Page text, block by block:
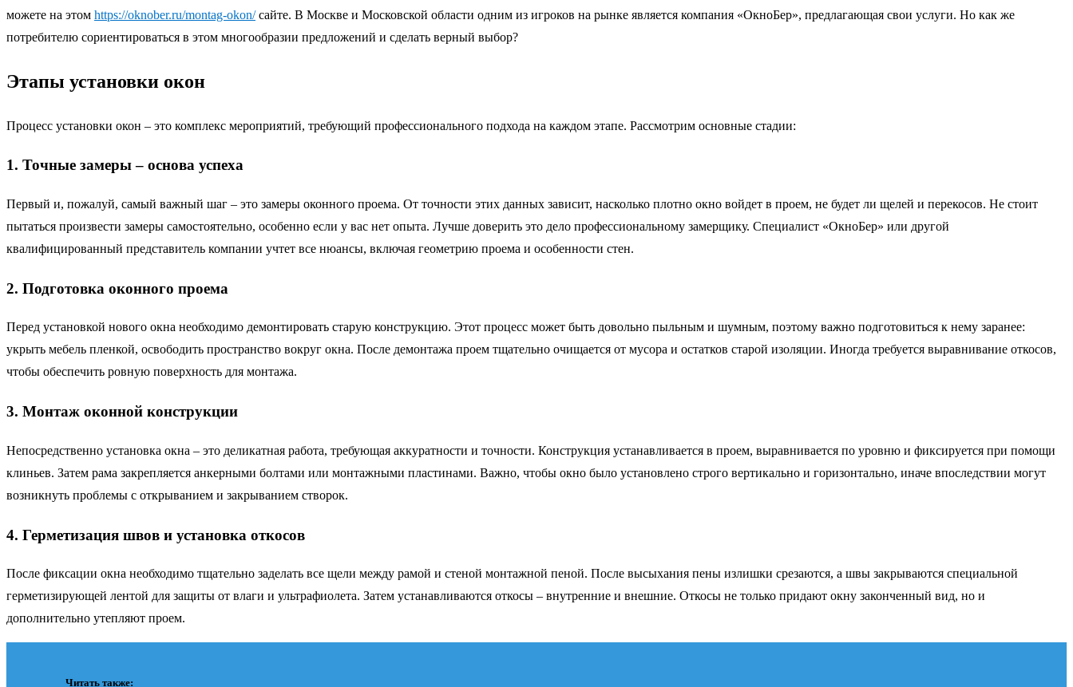
можете на этом https://oknober.ru/montag-okon/сайте. В Москве и Московской области одним из игроков на рынке является компания «ОкноБер», предлагающая свои услуги. Но как же
потребителю сориентироваться в этом многообразии предложений и сделать верный выбор?
Этапы установки окон
Процесс установки окон – это комплекс мероприятий, требующий профессионального подхода на каждом этапе. Рассмотрим основные стадии:
1. Точные замеры – основа успеха
Первый и, пожалуй, самый важный шаг – это замеры оконного проема. От точности этих данных зависит, насколько плотно окно войдет в проем, не будет ли щелей и перекосов. Не стоит
пытаться произвести замеры самостоятельно, особенно если у вас нет опыта. Лучше доверить это дело профессиональному замерщику. Специалист «ОкноБер» или другой
квалифицированный представитель компании учтет все нюансы, включая геометрию проема и особенности стен.
2. Подготовка оконного проема
Перед установкой нового окна необходимо демонтировать старую конструкцию. Этот процесс может быть довольно пыльным и шумным, поэтому важно подготовиться к нему заранее:
укрыть мебель пленкой, освободить пространство вокруг окна. После демонтажа проем тщательно очищается от мусора и остатков старой изоляции. Иногда требуется выравнивание откосов,
чтобы обеспечить ровную поверхность для монтажа.
3. Монтаж оконной конструкции
Непосредственно установка окна – это деликатная работа, требующая аккуратности и точности. Конструкция устанавливается в проем, выравнивается по уровню и фиксируется при помощи
клиньев. Затем рама закрепляется анкерными болтами или монтажными пластинами. Важно, чтобы окно было установлено строго вертикально и горизонтально, иначе впоследствии могут
возникнуть проблемы с открыванием и закрыванием створок.
4. Герметизация швов и установка откосов
После фиксации окна необходимо тщательно заделать все щели между рамой и стеной монтажной пеной. После высыхания пены излишки срезаются, а швы закрываются специальной
герметизирующей лентой для защиты от влаги и ультрафиолета. Затем устанавливаются откосы – внутренние и внешние. Откосы не только придают окну законченный вид, но и
дополнительно утепляют проем.
Читать также: